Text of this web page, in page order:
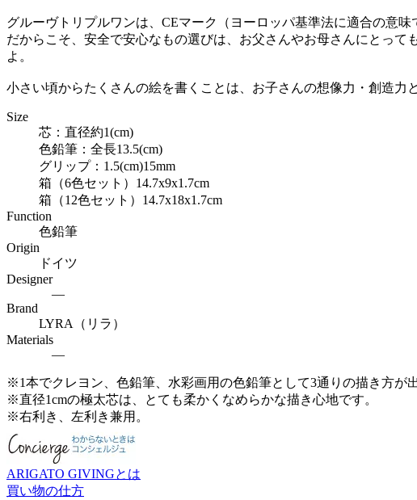
グルーヴトリプルワンは、CEマーク（ヨーロッパ基準法に適合の意
だからこそ、安全で安心なもの選びは、お父さんやお母さんにとっ
よ。
小さい頃からたくさんの絵を書くことは、お子さんの想像力・創造力
Size
芯：直径約1(cm)
色鉛筆：全長13.5(cm)
グリップ：1.5(cm)15mm
箱（6色セット）14.7x9x1.7cm
箱（12色セット）14.7x18x1.7cm
Function
色鉛筆
Origin
ドイツ
Designer
―
Brand
LYRA（リラ）
Materials
―
※1本でクレヨン、色鉛筆、水彩画用の色鉛筆として3通りの描き方が
※直径1cmの極太芯は、とても柔かくなめらかな描き心地です。
※右利き、左利き兼用。
ARIGATO GIVINGとは
買い物の仕方